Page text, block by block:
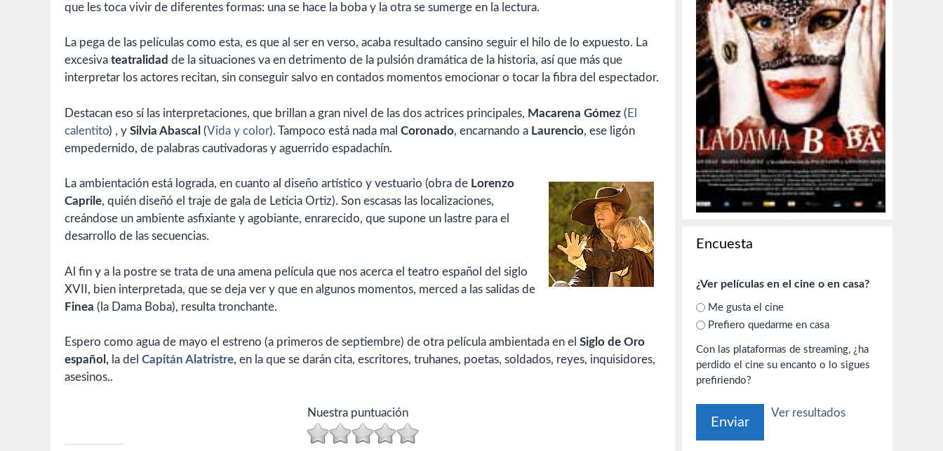
que les toca vivir de diferentes formas: una se hace la boba y la otra se sumerge en la lectura.
La pega de las películas como esta, es que al ser en verso, acaba resultado cansino seguir el hilo de lo expuesto. La
excesiva teatralidad de la situaciones va en detrimento de la pulsión dramática de la historia, así que más que
interpretar los actores recitan, sin conseguir salvo en contados momentos emocionar o tocar la fibra del espectador.
Destacan eso sí las interpretaciones, que brillan a gran nivel de las dos actrices principales, Macarena Gómez ( El
calentito) , y Silvia Abascal (Vida y color). Tampoco está nada mal Coronado, encarnando a Laurencio, ese ligón
empedernido, de palabras cautivadoras y aguerrido espadachín.
La ambientación está lograda, en cuanto al diseño artístico y vestuario (obra de Lorenzo
Caprile, quién diseñó el traje de gala de Leticia Ortiz). Son escasas las localizaciones,
creándose un ambiente asfixiante y agobiante, enrarecido, que supone un lastre para el
desarrollo de las secuencias.
Al fin y a la postre se trata de una amena película que nos acerca el teatro español del siglo
XVII, bien interpretada, que se deja ver y que en algunos momentos, merced a las salidas de
Finea (la Dama Boba), resulta tronchante.
Espero como agua de mayo el estreno (a primeros de septiembre) de otra película ambientada en el Siglo de Oro
español, la del Capitán Alatristre, en la que se darán cita, escritores, truhanes, poetas, soldados, reyes, inquisidores,
asesinos..
Nuestra puntuación
Encuesta
¿Ver películas en el cine o en casa?
Me gusta el cine
Prefiero quedarme en casa
Con las plataformas de streaming, ¿ha
perdido el cine su encanto o lo sigues
prefiriendo?
Ver resultados